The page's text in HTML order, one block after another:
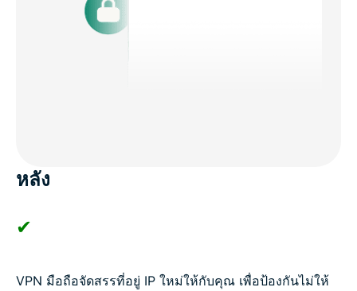
หลัง
✔
VPN มือถือจัดสรรที่อยู่ IP ใหม่ให้กับคุณ เพื่อป้องกันไม่ให้